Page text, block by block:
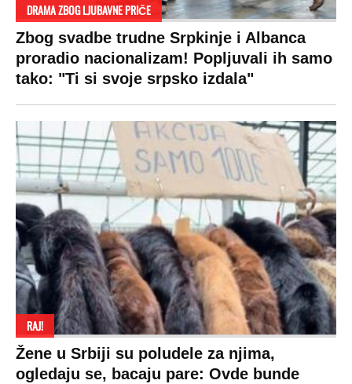
DRAMA ZBOG LJUBAVNE PRIČE
Zbog svadbe trudne Srpkinje i Albanca
proradio nacionalizam! Popljuvali ih samo
tako: "Ti si svoje srpsko izdala"
RAJ!
Žene u Srbiji su poludele za njima,
ogledaju se, bacaju pare: Ovde bunde